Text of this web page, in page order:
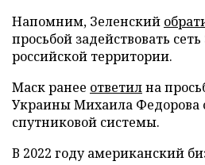
Напомним, Зеленский
просьбой задействовать
российской территории.
Маск ранее ответилна
Украины Михаила Федорова
спутниковой системы.
В 2022 году американский